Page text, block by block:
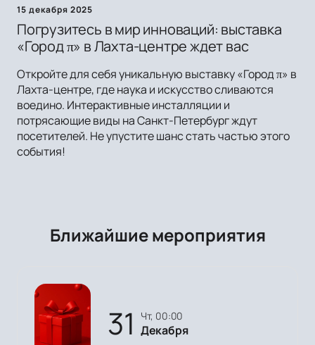
15 декабря 2025
Погрузитесь в мир инноваций: выставка
«Город π» в Лахта-центре ждет вас
Откройте для себя уникальную выставку «Город π» в
Лахта-центре, где наука и искусство сливаются
воедино. Интерактивные инсталляции и
потрясающие виды на Санкт-Петербург ждут
посетителей. Не упустите шанс стать частью этого
события!
Ближайшие мероприятия
31 чт, 00:00
Декабря